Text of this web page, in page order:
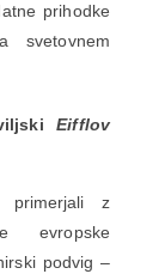
prihodke
svetovnem
Eifflov
z
evropske
podvig –